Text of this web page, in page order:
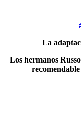
La
Los hermanos